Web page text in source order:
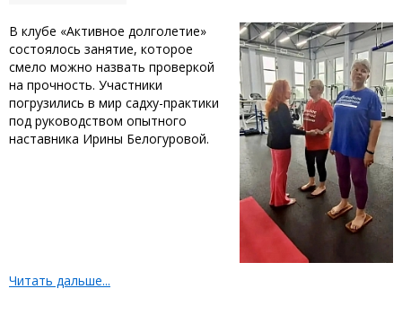
‎В клубе «Активное долголетие»
состоялось занятие, которое
смело можно назвать проверкой
на прочность. Участники
погрузились в мир садху-практики
под руководством опытного
наставника Ирины Белогуровой. ‎
Читать дальше...